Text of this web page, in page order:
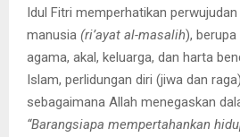
Idul Fitri memperhatikan
manusia (ri’ayat al-masalih), berupa
agama, akal, keluarga, dan harta
Islam, perlidungan diri (jiwa dan
sebagaimana Allah menegaskan
“Barangsiapa mempertahankan